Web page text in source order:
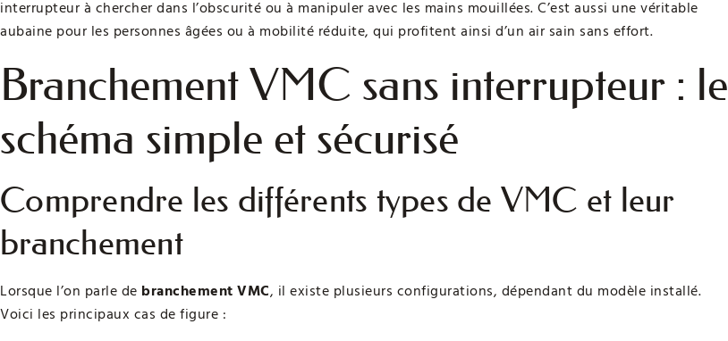
interrupteur à chercher dans l’obscurité ou à manipuler avec les mains mouillées. C’est aussi une véritable
aubaine pour les personnes âgées ou à mobilité réduite, qui profitent ainsi d’un air sain sans effort.
Branchement VMC sans interrupteur : le
schéma simple et sécurisé
Comprendre les différents types de VMC et leur
branchement
Lorsque l’on parle de branchement VMC, il existe plusieurs configurations, dépendant du modèle installé.
Voici les principaux cas de figure :